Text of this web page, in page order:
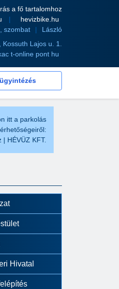
a fő tartalomhoz
hevizbike.hu
szombat
László
Kossuth Lajos u. 1.
t-online pont hu
itt a parkolás
| HÉVÜZ KFT.
Hivatal